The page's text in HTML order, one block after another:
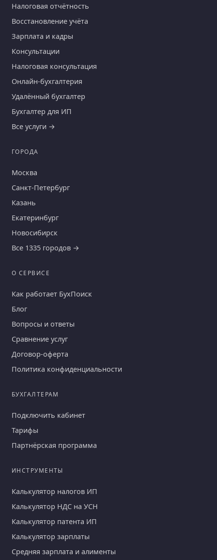
Налоговая отчётность
Восстановление учёта
Зарплата и кадры
Консультации
Налоговая консультация
Онлайн-бухгалтерия
Удалённый бухгалтер
Бухгалтер для ИП
Все услуги →
ГОРОДА
Москва
Санкт-Петербург
Казань
Екатеринбург
Новосибирск
Все 1335 городов →
О СЕРВИСЕ
Как работает БухПоиск
Блог
Вопросы и ответы
Сравнение услуг
Договор-оферта
Политика конфиденциальности
БУХГАЛТЕРАМ
Подключить кабинет
Тарифы
Партнёрская программа
ИНСТРУМЕНТЫ
Калькулятор налогов ИП
Калькулятор НДС на УСН
Калькулятор патента ИП
Калькулятор зарплаты
Средняя зарплата и алименты